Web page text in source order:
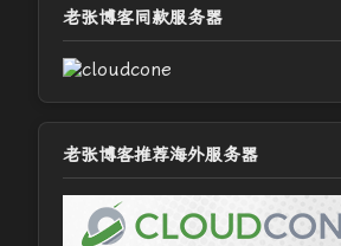
老张博客同款服务器
老张博客推荐海外服务器